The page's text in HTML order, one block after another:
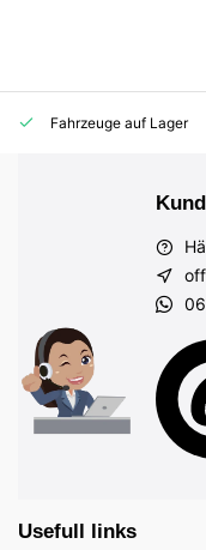
Fahrzeuge auf Lager
Usefull links